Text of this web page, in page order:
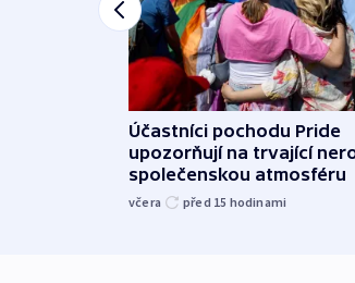
Účastníci pochodu Pride
upozorňují na trvající
společenskou atmosféru
včera před 15 hodinami